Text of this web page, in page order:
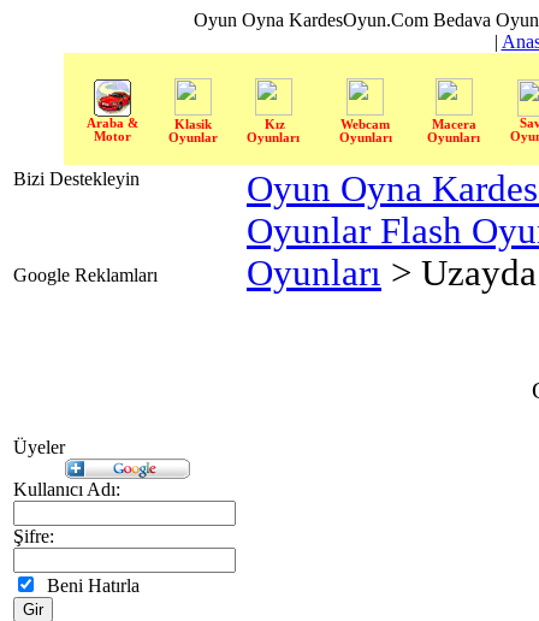
Oyun Oyna KardesOyun.Com Bedava
|
Araba &
Motor
Klasik
Oyunlar
Kız
Oyunları
Webcam
Oyunları
Macera
Oyunları
Bizi Destekleyin
Google Reklamları
Üyeler
Kullanıcı Adı:
Şifre:
Beni Hatırla
Oyun Oyna
Oyunlar Flash
Oyunları >